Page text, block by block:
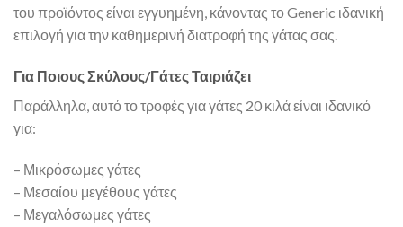
του προϊόντος είναι εγγυημένη, κάνοντας το Generic ιδανική
επιλογή για την καθημερινή διατροφή της γάτας σας.
Για Ποιους Σκύλους/Γάτες Ταιριάζει
Παράλληλα, αυτό το τροφές για γάτες 20 κιλά είναι ιδανικό
για:
– Μικρόσωμες γάτες
– Μεσαίου μεγέθους γάτες
– Μεγαλόσωμες γάτες